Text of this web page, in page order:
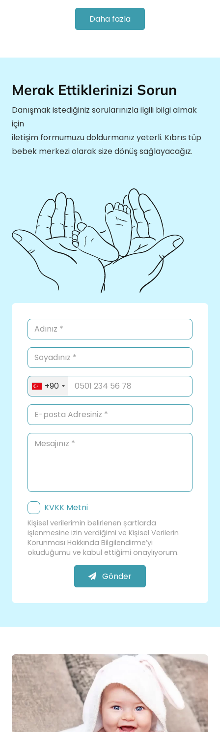
Daha fazla
Merak Ettiklerinizi Sorun
Danışmak istediğiniz sorularınızla ilgili bilgi almak
için
iletişim formumuzu doldurmanız yeterli. Kıbrıs tüp
bebek merkezi olarak size dönüş sağlayacağız.
+90
KVKK Metni
Kişisel verilerimin belirlenen şartlarda
işlenmesine izin verdiğimi ve Kişisel Verilerin
Korunması Hakkında Bilgilendirme’yi
okuduğumu ve kabul ettiğimi onaylıyorum.
Gönder